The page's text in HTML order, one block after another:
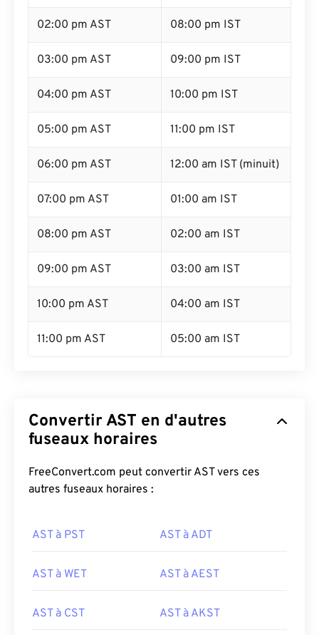
02:00 pm AST 08:00 pm IST
03:00 pm AST 09:00 pm IST
04:00 pm AST 10:00 pm IST
05:00 pm AST 11:00 pm IST
06:00 pm AST 12:00 am IST (minuit)
07:00 pm AST 01:00 am IST
08:00 pm AST 02:00 am IST
09:00 pm AST 03:00 am IST
10:00 pm AST 04:00 am IST
11:00 pm AST 05:00 am IST
Convertir AST en d'autres
fuseaux horaires
FreeConvert.com peut convertir AST vers ces
autres fuseaux horaires :
AST à PST AST à ADT
AST à WET AST à AEST
AST à CST AST à AKST